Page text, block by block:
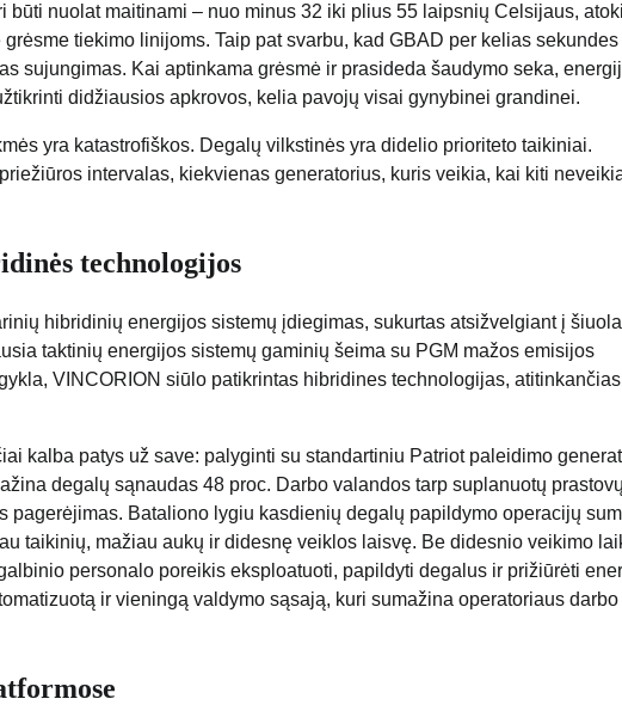
būti nuolat maitinami – nuo ​​minus 32 iki plius 55 laipsnių Celsijaus,
tiekimo linijoms. Taip pat svarbu, kad GBAD per kelias sekundes
sujungimas. Kai aptinkama grėsmė ir prasideda šaudymo seka,
didžiausios apkrovos, kelia pavojų visai gynybinei grandinei.
yra katastrofiškos. Degalų vilkstinės yra didelio prioriteto taikiniai.
intervalas, kiekvienas generatorius, kuris veikia, kai kiti
technologijos
hibridinių energijos sistemų įdiegimas, sukurtas atsižvelgiant į
taktinių energijos sistemų gaminių šeima su PGM mažos emisijos
VINCORION siūlo patikrintas hibridines technologijas, atitinkančias
kalba patys už save: palyginti su standartiniu Patriot paleidimo
degalų sąnaudas 48 proc. Darbo valandos tarp suplanuotų prastovų
pagerėjimas. Bataliono lygiu kasdienių degalų papildymo operacijų
taikinių, mažiau aukų ir didesnę veiklos laisvę. Be didesnio veikimo
personalo poreikis eksploatuoti, papildyti degalus ir prižiūrėti
ir vieningą valdymo sąsają, kuri sumažina operatoriaus darbo